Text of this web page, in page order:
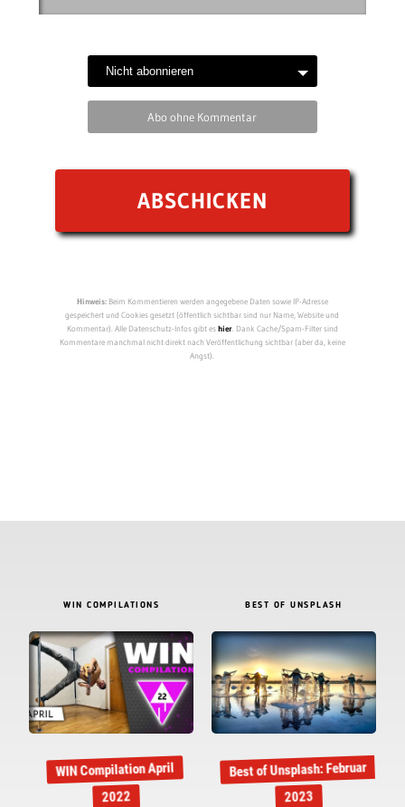
Abo ohne Kommentar
Hinweis:Beim Kommentieren werden angegebene Daten sowie IP-Adresse
gespeichert und Cookies gesetzt (öffentlich sichtbar sind nur Name, Website und
Kommentar). Alle Datenschutz-Infos gibt eshier. Dank Cache/Spam-Filter sind
Kommentare manchmal nicht direkt nach Veröffentlichung sichtbar (aber da, keine
Angst).
WIN COMPILATIONS
WIN Compilation April
2022
BEST OF UNSPLASH
Best of Unsplash: Februar
2023